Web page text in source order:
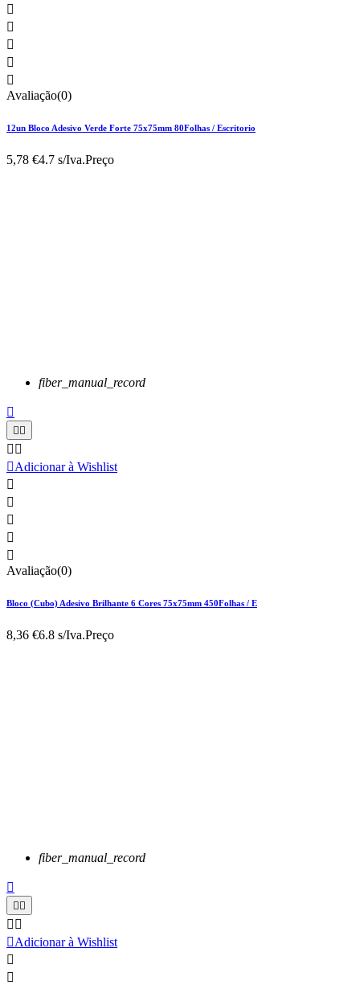





Avaliação(0)
12un Bloco Adesivo Verde Forte 75x75mm 80Folhas / Escritorio
5,78 €4.7 s/Iva.Preço
fiber_manual_record

 
 
Adicionar à Wishlist





Avaliação(0)
Bloco (Cubo) Adesivo Brilhante 6 Cores 75x75mm 450Folhas / E
8,36 €6.8 s/Iva.Preço
fiber_manual_record

 
 
Adicionar à Wishlist

